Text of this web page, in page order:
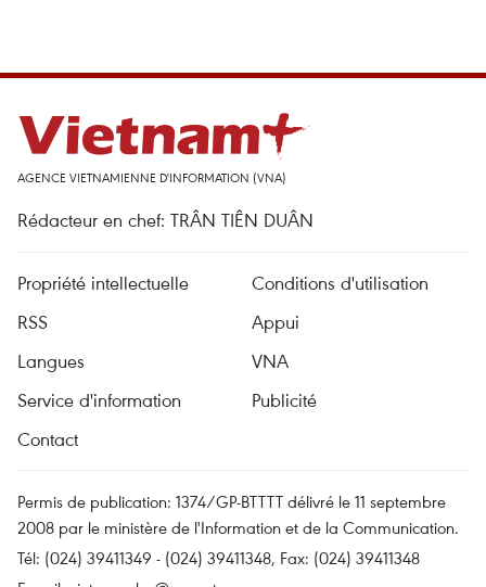
AGENCE VIETNAMIENNE D'INFORMATION (VNA)
Rédacteur en chef: TRÂN TIÊN DUÂN
Propriété intellectuelle
Conditions d'utilisation
RSS
Appui
Langues
VNA
Service d'information
Publicité
Contact
Permis de publication: 1374/GP-BTTTT délivré le 11 septembre
2008 par le ministère de l'Information et de la Communication.
Tél: (024) 39411349 - (024) 39411348, Fax: (024) 39411348